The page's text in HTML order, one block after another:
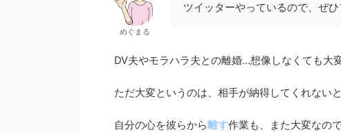
めぐまる
ツイッターやっているので、ぜ
DV夫やモラハラ夫との離婚…想像しなくても大
ただ大変というのは、相手が納得してくれない
自分の心を彼らから離す作業も、また大変なので